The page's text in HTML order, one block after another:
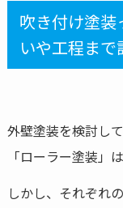
吹き付け塗装
いや工程まで
外壁塗装を検討し
「ローラー塗装」
しかし、それぞれ